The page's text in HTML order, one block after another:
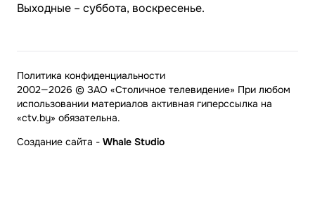
Выходные – суббота, воскресенье.
2002—2026 © ЗАО «Столичное телевидение» При любом
использовании материалов активная гиперссылка на
«ctv.by» обязательна.
Политика конфиденциальности
Создание сайта - Whale Studio